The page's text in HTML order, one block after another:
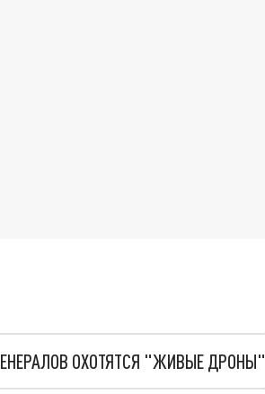
ОХОТЯТСЯ "ЖИВЫЕ ДРОНЫ"